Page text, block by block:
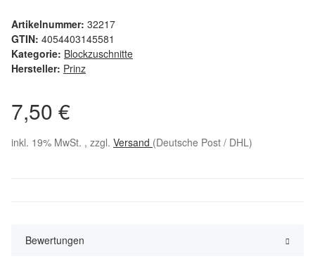
Artikelnummer: 32217
GTIN: 4054403145581
Kategorie: Blockzuschnitte
Hersteller: Prinz
7,50 €
inkl. 19% MwSt. , zzgl. Versand (Deutsche Post / DHL)
Bewertungen